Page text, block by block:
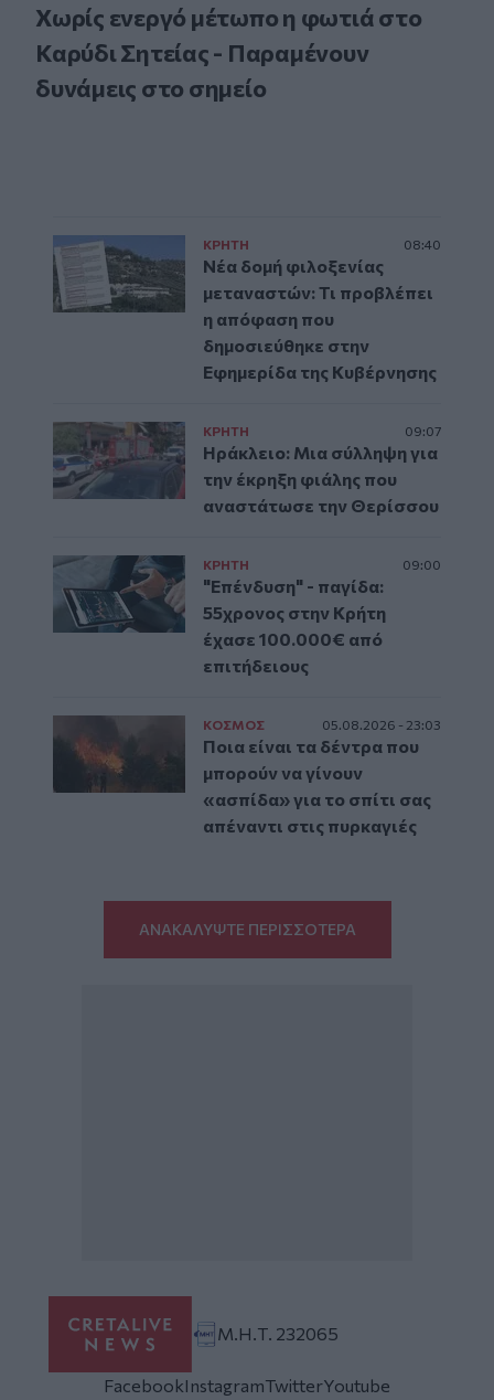
Χωρίς ενεργό μέτωπο η φωτιά στο
Καρύδι Σητείας - Παραμένουν
δυνάμεις στο σημείο
ΚΡΗΤΗ 08:40
Νέα δομή φιλοξενίας
μεταναστών: Τι προβλέπει
η απόφαση που
δημοσιεύθηκε στην
Εφημερίδα της Κυβέρνησης
ΚΡΗΤΗ 09:07
Ηράκλειο: Μια σύλληψη για
την έκρηξη φιάλης που
αναστάτωσε την Θερίσσου
ΚΡΗΤΗ 09:00
"Επένδυση" - παγίδα:
55χρονος στην Κρήτη
έχασε 100.000€ από
επιτήδειους
ΚΟΣΜΟΣ 05.08.2026 - 23:03
Ποια είναι τα δέντρα που
μπορούν να γίνουν
«ασπίδα» για το σπίτι σας
απέναντι στις πυρκαγιές
ΑΝΑΚΑΛΥΨΤΕ ΠΕΡΙΣΣΟΤΕΡΑ
Μ.Η.Τ. 232065
FacebookInstagramTwitterYoutube